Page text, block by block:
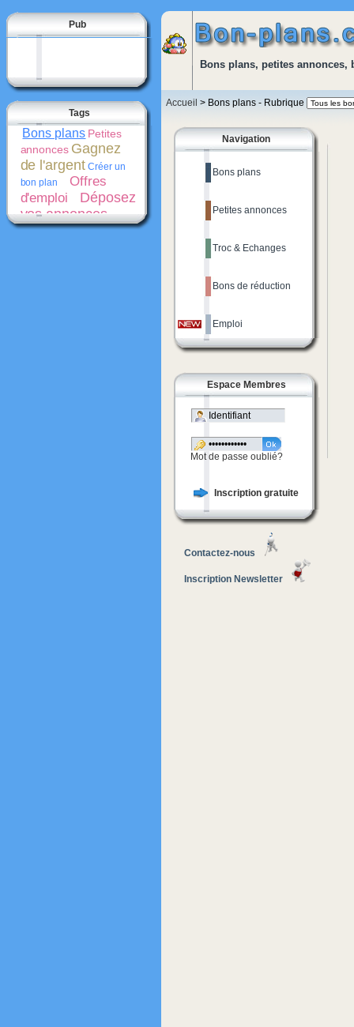
Pub
Tags
Bons plans Petites
annonces Gagnez
de l'argent Créer un
bon plan
Offres
d'emploi
Déposez
vos annonces
gratuitement
Bons
Bons plans, petites
Accueil > Bons plans - Rubrique
Navigation
Bons plans
Petites annonces
Troc & Echanges
Bons de réduction
Emploi
Espace Membres
Mot de passe oublié?
Inscription gratuite
Contactez-nous
Inscription Newsletter